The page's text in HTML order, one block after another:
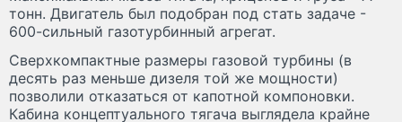
тонн. Двигатель был подобран под стать задаче -
600-сильный газотурбинный агрегат.
Сверхкомпактные размеры газовой турбины (в
десять раз меньше дизеля той же мощности)
позволили отказаться от капотной компоновки.
Кабина концептуального тягача выглядела крайне